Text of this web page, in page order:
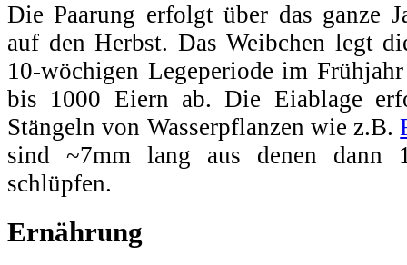
Die Paarung erfolgt über das ganze
auf den Herbst. Das Weibchen legt
10-wöchigen Legeperiode im
bis 1000 Eiern ab. Die Eiablage
Stängeln von Wasserpflanzen wie z.B.
sind ~7mm lang aus denen dann
schlüpfen.
Ernährung